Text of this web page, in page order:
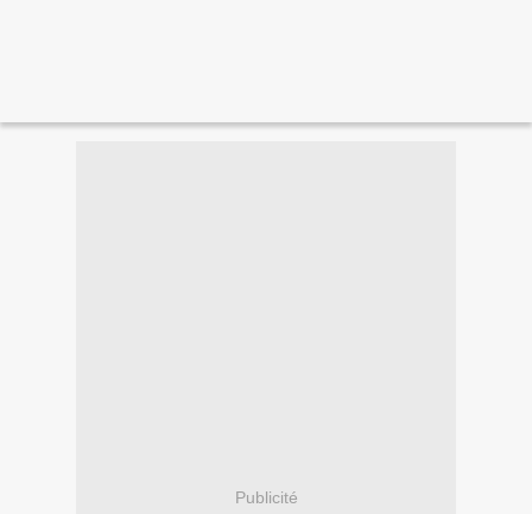
Publicité